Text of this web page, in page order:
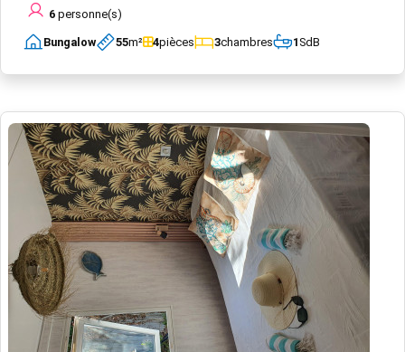
6 personne(s)
Bungalow 55m² 4pièces 3chambres 1SdB